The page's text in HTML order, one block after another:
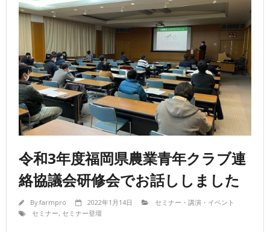
令和3年度福岡県農業青年クラブ連
絡協議会研修会でお話ししました
Byfarmpro 2022年1月14日
セミナー・講演・イベント
セミナー, セミナー登壇